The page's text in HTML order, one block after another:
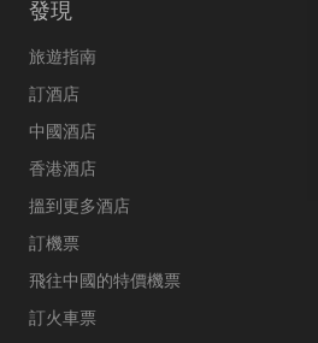
發現
旅遊指南
訂酒店
中國酒店
香港酒店
搵到更多酒店
訂機票
飛往中國的特價機票
訂火車票